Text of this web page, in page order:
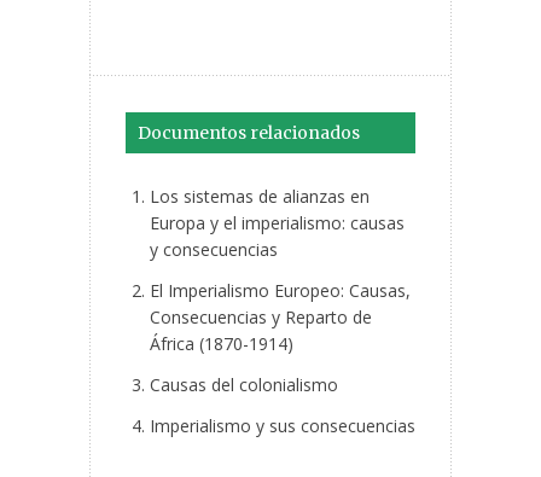
Documentos relacionados
Los sistemas de alianzas en
Europa y el imperialismo: causas
y consecuencias
El Imperialismo Europeo: Causas,
Consecuencias y Reparto de
África (1870-1914)
Causas del colonialismo
Imperialismo y sus consecuencias